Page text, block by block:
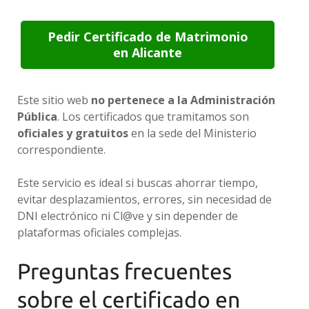
Pedir Certificado de Matrimonio
en Alicante
Este sitio web no pertenece a la Administración
Pública. Los certificados que tramitamos son
oficiales y gratuitosen la sede del Ministerio
correspondiente.
Este servicio es ideal si buscas ahorrar tiempo,
evitar desplazamientos, errores, sin necesidad de
DNI electrónico ni Cl@ve y sin depender de
plataformas oficiales complejas.
Preguntas frecuentes
sobre el certificado en